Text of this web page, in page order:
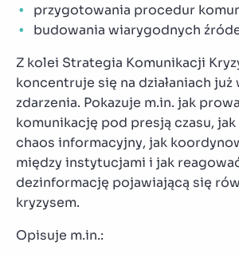
przygotowania procedur
budowania wiarygodnych
Z kolei Strategia Komunikacji
koncentruje się na działaniach już
zdarzenia. Pokazuje m.in. jak
komunikację pod presją czasu,
chaos informacyjny, jak
między instytucjami i jak
dezinformację pojawiającą się
kryzysem.
Opisuje m.in.: